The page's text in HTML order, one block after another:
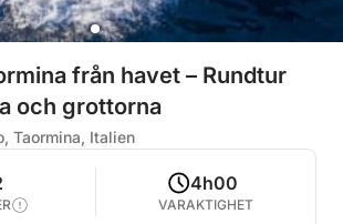
från havet – Rundtur
och grottorna
Taormina, Italien
4h00
VARAKTIGHET